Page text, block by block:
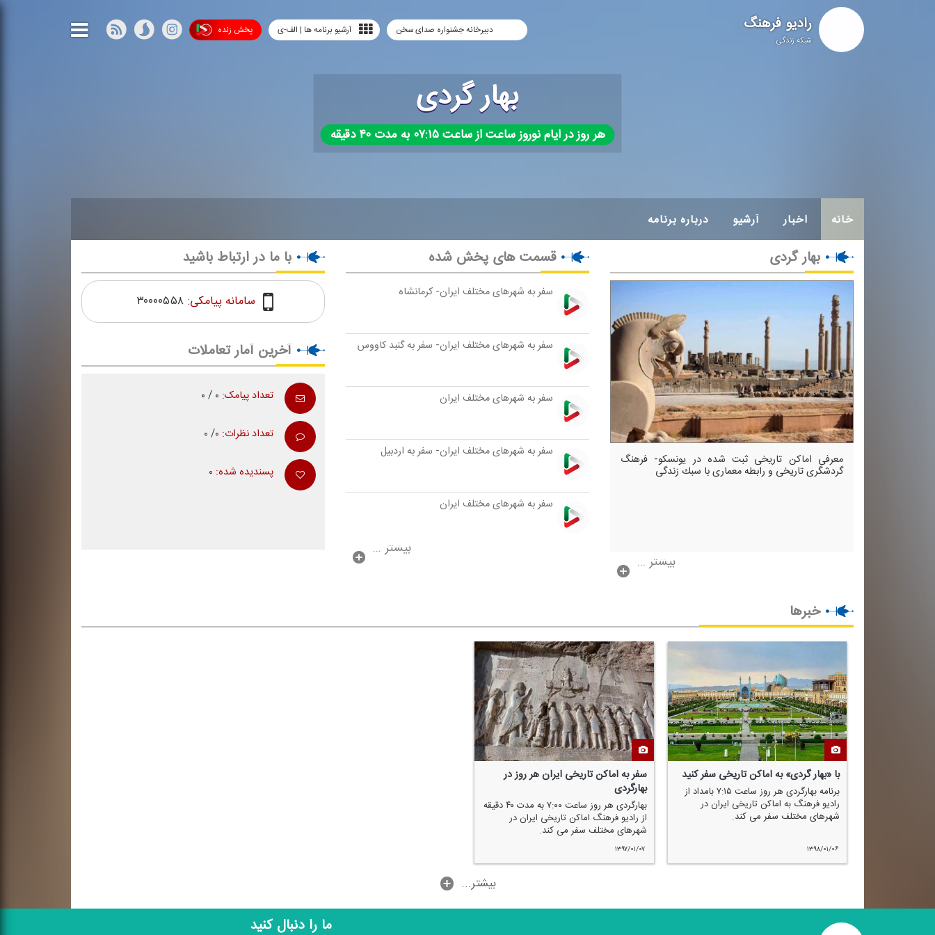
رادیو فرهنگ
شبکه زندگی
پخش زنده آرشیو برنامه ها | الف-ی دبیرخانه جشنواره صدای سخن
بهار گردی
هر روز در ایام نوروز ساعت از ساعت ۰۷:۱۵ به مدت ۴۰ دقیقه
خانه اخبار آرشیو درباره برنامه
بهار گردی
معرفی اماكن تاریخی ثبت شده در یونسكو- فرهنگ
گردشگری تاریخی و رابطه معماری با سبك زندگی
بیشتر ...
قسمت های پخش شده
سفر به شهرهای مختلف ایران- كرمانشاه
سفر به شهرهای مختلف ایران- سفر به گنبد كاووس
سفر به شهرهای مختلف ایران
سفر به شهرهای مختلف ایران- سفر به اردبیل
سفر به شهرهای مختلف ایران
بیشتر ...
با ما در ارتباط باشید
سامانه پیامکی: ۳۰۰۰۰۵۵۸
آخرین آمار تعاملات
تعداد پیامک:
تعداد نظرات:
پسندیده شده:
خبرها
با «بهار گردی» به اماكن تاریخی سفر كنید
برنامه بهارگردی هر روز ساعت ۷:۱۵ بامداد از
رادیو فرهنگ به اماكن تاریخی ایران در
شهرهای مختلف سفر می كند.
۱۳۹۸/۰۱/۰۶
سفر به اماكن تاریخی ایران هر روز در
بهارگردی
بهارگردی هر روز ساعت ۷:۰۰ به مدت ۴۰ دقیقه
از رادیو فرهنگ اماكن تاریخی ایران در
شهرهای مختلف سفر می كند.
۱۳۹۷/۰۱/۰۷
...بیشتر
ما را دنبال کنید